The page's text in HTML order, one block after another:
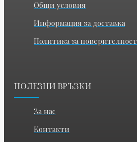
Общи условия
Информация за доставка
Политика за поверителност
ПОЛЕЗНИ ВРЪЗКИ
За нас
Контакти